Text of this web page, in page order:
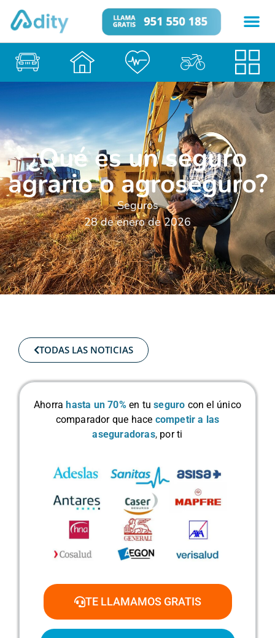
¿Qué es un seguro
agrario o agroseguro?
Seguros
28 de enero de 2026
TODAS LAS NOTICIAS
Ahorra hasta un 70% en tuseguro con el único
comparador que hace competir a las
aseguradoras, por ti
TE LLAMAMOS GRATIS